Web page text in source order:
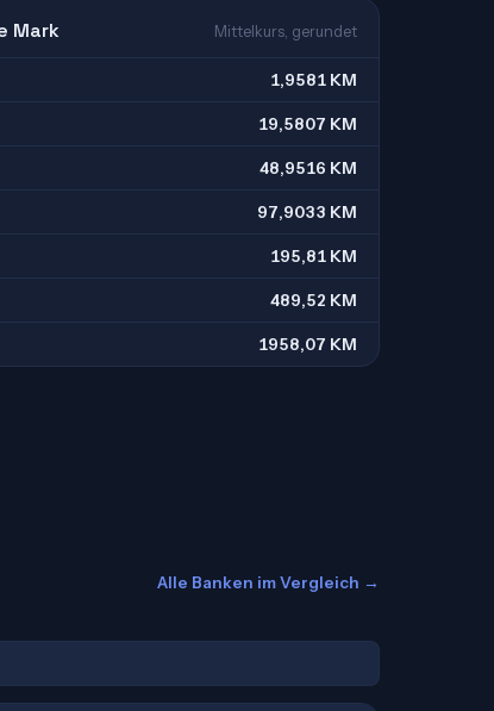
Mark Mittelkurs, gerundet
1,9581 KM
19,5807 KM
48,9516 KM
97,9033 KM
195,81 KM
489,52 KM
1958,07 KM
Alle Banken im Vergleich →